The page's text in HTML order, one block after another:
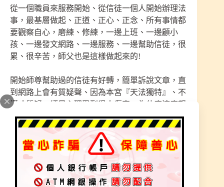
從一個職員來服務開始、從信徒一個人開始辦理法
事，最基層做起、正道、正心、正念、所有事情都
要觀察自心，磨練、修練，一邊上班、一邊顧小
孩、一邊發文網路、一邊服務、一邊幫助信徒，很
累、很辛苦，師父也是這樣做起來的!
開始師尊幫助過的信徒有好轉，簡單訴說文章，直
到網路上會有質疑聲、因為本宮『天法獨特』、不
懂才質疑，師兄心理受到很大傷害，為什麼這麼努
力、真實付出還是被質疑，我們做的很實在為什
麼、怎麼會這麼〝苦〞。
開始檢討自己，購買相機把聖事、法事都拍照記錄
呈現出來，師兄細心度提高，把有疑問的法、符、
師父畫臉、收陰，花三倍時間去寫文章，一篇文章